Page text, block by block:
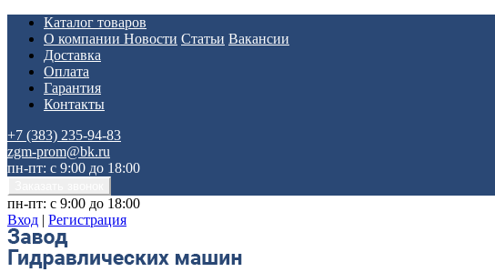
Каталог товаров
О компании Новости Статьи Вакансии
Доставка
Оплата
Гарантия
Контакты
+7 (383) 235-94-83
zgm-prom@bk.ru
пн-пт: с 9:00 до 18:00
пн-пт: с 9:00 до 18:00
Вход | Регистрация